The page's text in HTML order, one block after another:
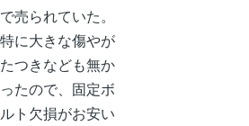
で売られていた。
特に大きな傷やが
たつきなども無か
ったので、固定ボ
ルト欠損がお安い